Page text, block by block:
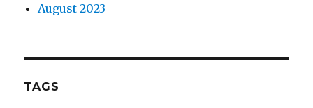
August 2023
TAGS